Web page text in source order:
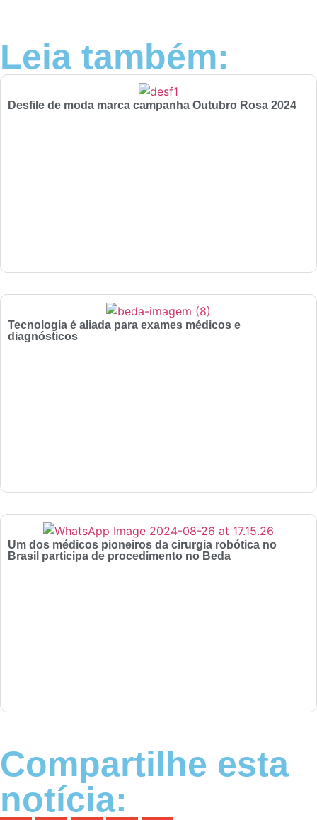
Leia também:
Desfile de moda marca campanha Outubro Rosa 2024
Tecnologia é aliada para exames médicos e
diagnósticos
Um dos médicos pioneiros da cirurgia robótica no
Brasil participa de procedimento no Beda
Compartilhe esta
notícia: